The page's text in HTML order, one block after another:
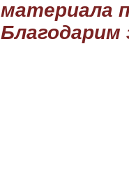
материала
Благодарим